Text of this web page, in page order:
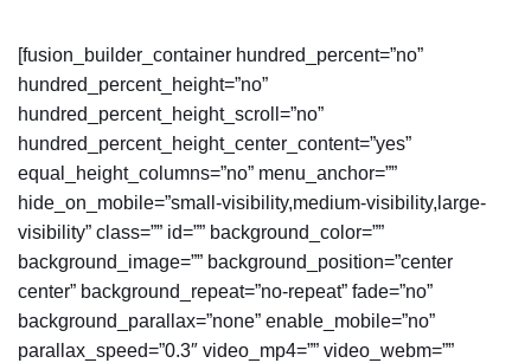
[fusion_builder_container hundred_percent=”no”
hundred_percent_height=”no”
hundred_percent_height_scroll=”no”
hundred_percent_height_center_content=”yes”
equal_height_columns=”no” menu_anchor=””
hide_on_mobile=”small-visibility,medium-visibility,large-
visibility” class=”” id=”” background_color=””
background_image=”” background_position=”center
center” background_repeat=”no-repeat” fade=”no”
background_parallax=”none” enable_mobile=”no”
parallax_speed=”0.3″ video_mp4=”” video_webm=””